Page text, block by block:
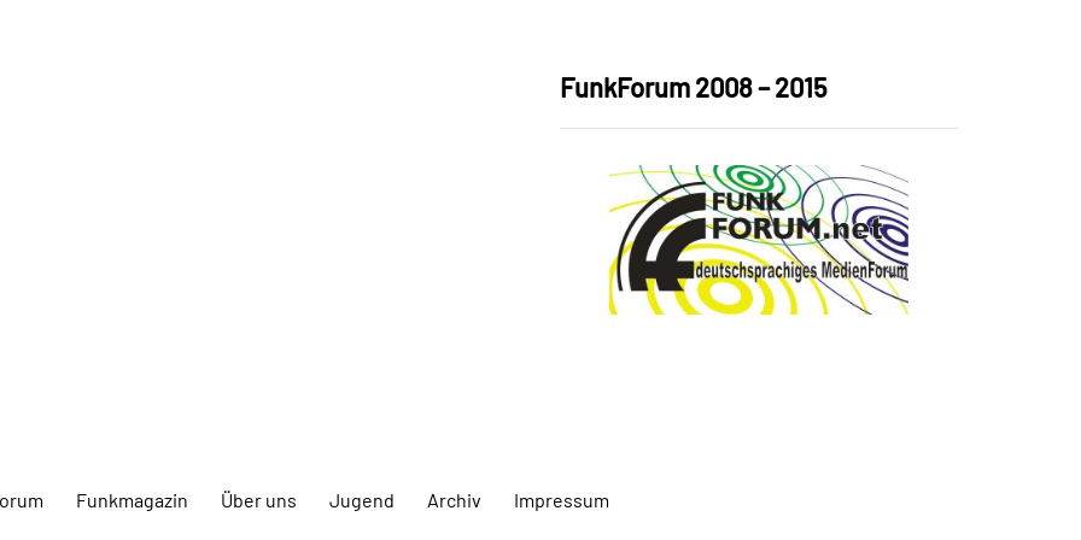
FunkForum 2008 – 2015
Funkmagazin Über uns Jugend Archiv Impressum